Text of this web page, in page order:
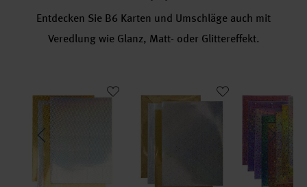
Entdecken Sie B6 Karten und Umschläge auch mit
Veredlung wie Glanz, Matt- oder Glittereffekt.
Spiegelkarton grün B6
Paper Poetry Kartenset gold/silber B6Paper Poetry Kartenset Sterne